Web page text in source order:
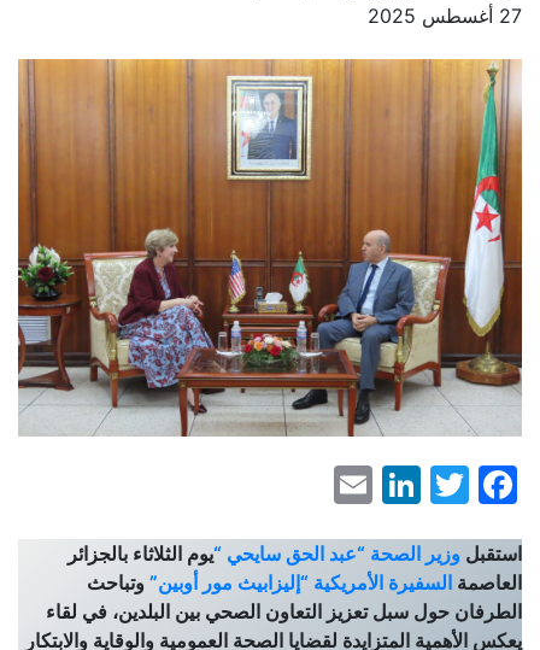
27 أغسطس 2025
Facebook
Twitter
LinkedIn
استقبل وزير الصحة “عبد الحق سايحي “يوم الثلاثاء بالجزائر
العاصمة السفيرة الأمريكية “إليزابيث مور أوبين” وتباحث
الطرفان حول سبل تعزيز التعاون الصحي بين البلدين، في لقاء
يعكس الأهمية المتزايدة لقضايا الصحة العمومية والوقاية والابتكار